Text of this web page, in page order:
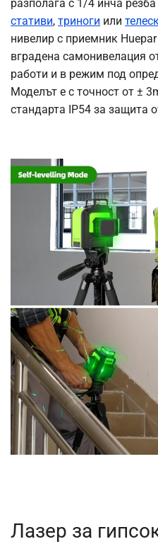
разполага с 1/4 инча
стативи, триноги или
нивелир с приемник
вградена самонивелация
работи и в режим под
Моделът е с точност от ±
стандарта IP54 за защита
Лазер за